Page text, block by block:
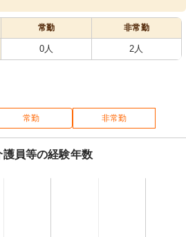
常勤 非常勤
0人 2人
常勤 非常勤
護員等の経験年数